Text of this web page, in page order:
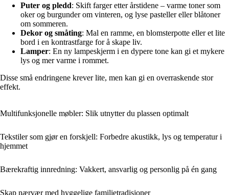
Puter og pledd: Skift farger etter årstidene – varme toner som
oker og burgunder om vinteren, og lyse pasteller eller blåtoner
om sommeren.
Dekor og småting: Mal en ramme, en blomsterpotte eller et lite
bord i en kontrastfarge for å skape liv.
Lamper: En ny lampeskjerm i en dypere tone kan gi et mykere
lys og mer varme i rommet.
Disse små endringene krever lite, men kan gi en overraskende stor
effekt.
Multifunksjonelle møbler: Slik utnytter du plassen optimalt
Tekstiler som gjør en forskjell: Forbedre akustikk, lys og temperatur i
hjemmet
Bærekraftig innredning: Vakkert, ansvarlig og personlig på én gang
Skap nærvær med hyggelige familietradisjoner